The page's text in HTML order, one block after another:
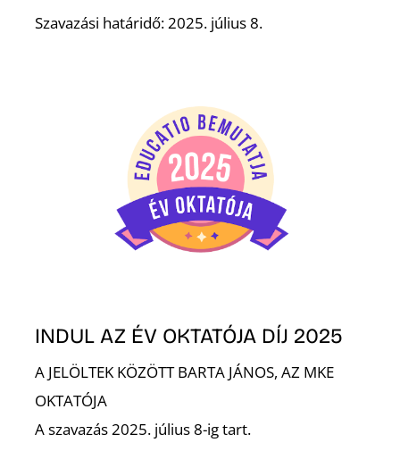
Szavazási határidő: 2025. július 8.
INDUL AZ ÉV OKTATÓJA DÍJ 2025
A JELÖLTEK KÖZÖTT BARTA JÁNOS, AZ MKE
OKTATÓJA
A szavazás 2025. július 8-ig tart.